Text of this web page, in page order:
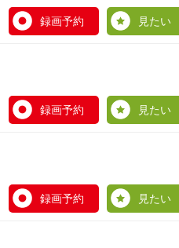
録画予約 見たい
録画予約 見たい
録画予約 見たい